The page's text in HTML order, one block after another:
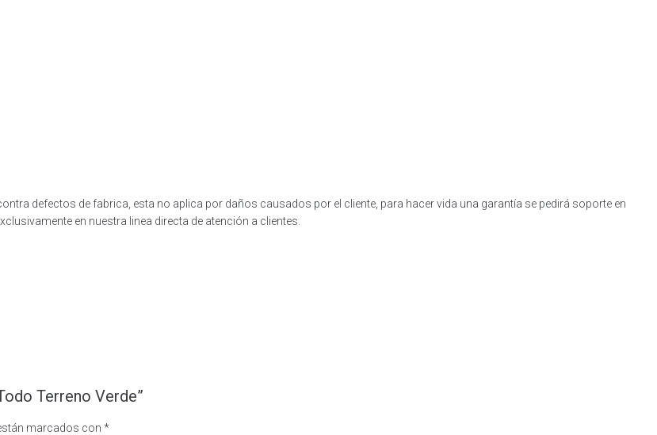
defectos de fabrica, esta no aplica por daños causados por el cliente, para hacer vida una garantía se pedirá soporte en
en nuestra linea directa de atención a clientes.
Terreno Verde”
marcados con *